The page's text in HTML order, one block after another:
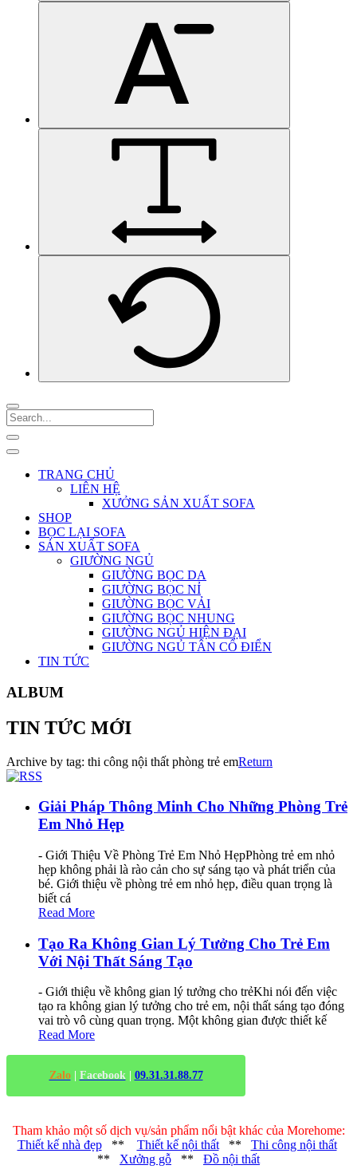
TRANG CHỦ
LIÊN HỆ
XƯỞNG SẢN XUẤT SOFA
SHOP
BỌC LẠI SOFA
SẢN XUẤT SOFA
GIƯỜNG NGỦ
GIƯỜNG BỌC DA
GIƯỜNG BỌC NỈ
GIƯỜNG BỌC VẢI
GIƯỜNG BỌC NHUNG
GIƯỜNG NGỦ HIỆN ĐẠI
GIƯỜNG NGỦ TÂN CỔ ĐIỂN
TIN TỨC
ALBUM
TIN TỨC MỚI
Archive by tag: thi công nội thất phòng trẻ emReturn
Giải Pháp Thông Minh Cho Những Phòng Trẻ
Em Nhỏ Hẹp
- Giới Thiệu Về Phòng Trẻ Em Nhỏ HẹpPhòng trẻ em nhỏ
hẹp không phải là rào cản cho sự sáng tạo và phát triển của
bé. Giới thiệu về phòng trẻ em nhỏ hẹp, điều quan trọng là
biết cá
Read More
Tạo Ra Không Gian Lý Tưởng Cho Trẻ Em
Với Nội Thất Sáng Tạo
- Giới thiệu về không gian lý tưởng cho trẻKhi nói đến việc
tạo ra không gian lý tưởng cho trẻ em, nội thất sáng tạo đóng
vai trò vô cùng quan trọng. Một không gian được thiết kế
Read More
Zalo| Facebook| 09.31.31.88.77
Tham khảo một số dịch vụ/sản phẩm nổi bật khác của Morehome:
Thiết kế nhà đẹp** Thiết kế nội thất** Thi công nội thất
** Xưởng gỗ ** Đồ nội thất